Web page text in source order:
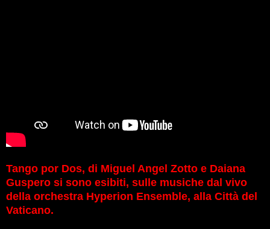
Tango por Dos, di Miguel Angel Zotto e Daiana
Guspero si sono esibiti, sulle musiche dal vivo
della orchestra Hyperion Ensemble, alla Città del
Vaticano.